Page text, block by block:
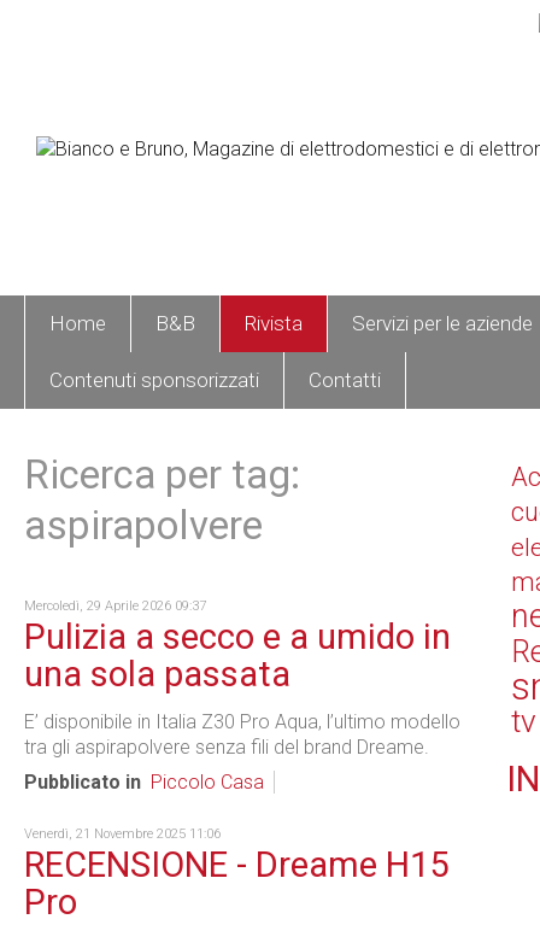
Home B&B Rivista Servizi per le aziende
Contenuti sponsorizzati Contatti
Ricerca per tag:
aspirapolvere
Mercoledì, 29 Aprile 2026 09:37
Pulizia a secco e a umido in
una sola passata
E’ disponibile in Italia Z30 Pro Aqua, l’ultimo modello
tra gli aspirapolvere senza fili del brand Dreame.
Pubblicato in Piccolo Casa
Venerdì, 21 Novembre 2025 11:06
RECENSIONE - Dreame H15
Pro
tv
IN